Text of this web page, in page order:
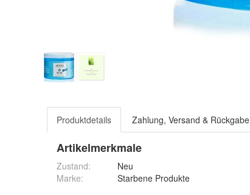
Produktdetails Zahlung, Versand & Rückgabe
Artikelmerkmale
Zustand:
Neu
Marke:
Starbene Produkte